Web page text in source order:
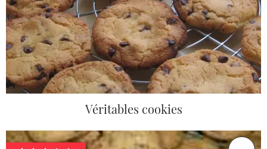
Véritables cookies